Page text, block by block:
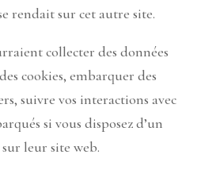
rendait sur cet autre site.
collecter des données
cookies, embarquer des
suivre vos interactions avec
si vous disposez d’un
leur site web.